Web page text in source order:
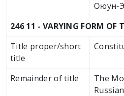
Оюун-
246 11 - VARYING FORM OF
Title proper/short
title
Remainder of title
The